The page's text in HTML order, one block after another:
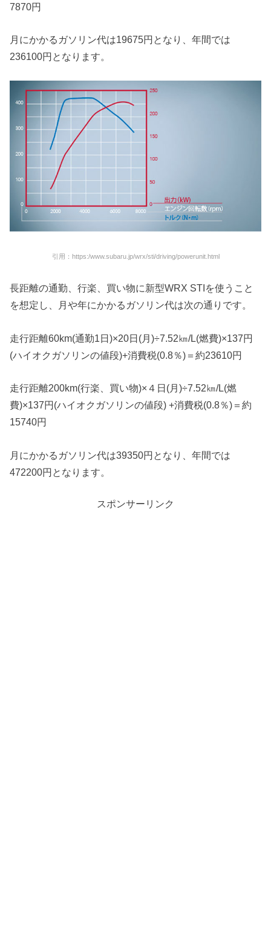
7870円
月にかかるガソリン代は19675円となり、年間では
236100円となります。
引用：https:/www.subaru.jp/wrx/sti/driving/powerunit.html
長距離の通勤、行楽、買い物に新型WRX STIを使うこと
を想定し、月や年にかかるガソリン代は次の通りです。
走行距離60km(通勤1日)×20日(月)÷7.52㎞/L(燃費)×137円
(ハイオクガソリンの値段)+消費税(0.8％)＝約23610円
走行距離200km(行楽、買い物)×４日(月)÷7.52㎞/L(燃
費)×137円(ハイオクガソリンの値段) +消費税(0.8％)＝約
15740円
月にかかるガソリン代は39350円となり、年間では
472200円となります。
スポンサーリンク